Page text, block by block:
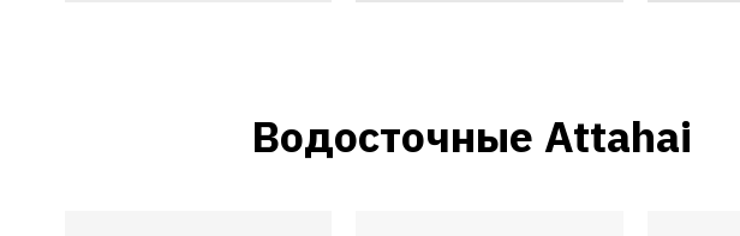
Водосточные Attahai